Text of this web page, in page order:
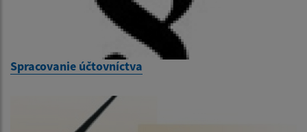
Spracovanie účtovníctva